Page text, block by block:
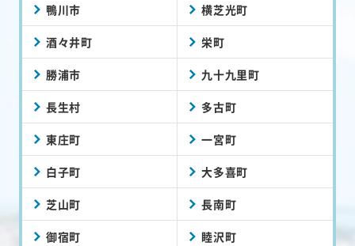
鴨川市 横芝光町
酒々井町 栄町
勝浦市 九十九里町
長生村 多古町
東庄町 一宮町
白子町 大多喜町
芝山町 長南町
御宿町 睦沢町